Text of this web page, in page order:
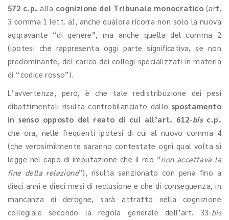
572 c.p. alla cognizione del Tribunale monocratico (art.
3 comma 1 lett. a), anche qualora ricorra non solo la nuova
aggravante “di genere”, ma anche quella del comma 2
(ipotesi che rappresenta oggi parte significativa, se non
predominante, del carico dei collegi specializzati in materia
di “codice rosso”).
L’avvertenza, però, è che tale redistribuzione dei pesi
dibattimentali risulta controbilanciato dallo spostamento
in senso opposto del reato di cui all’art. 612-bisc.p.
che ora, nelle frequenti ipotesi di cui al nuovo comma 4
(che verosimilmente saranno contestate ogni qual volta si
legge nel capo di imputazione che il reo “non accettava la
fine della relazione”), risulta sanzionato con pena fino a
dieci anni e dieci mesi di reclusione e che di conseguenza, in
mancanza di deroghe, sarà attratto nella cognizione
collegiale secondo la regola generale dell’art. 33-bis